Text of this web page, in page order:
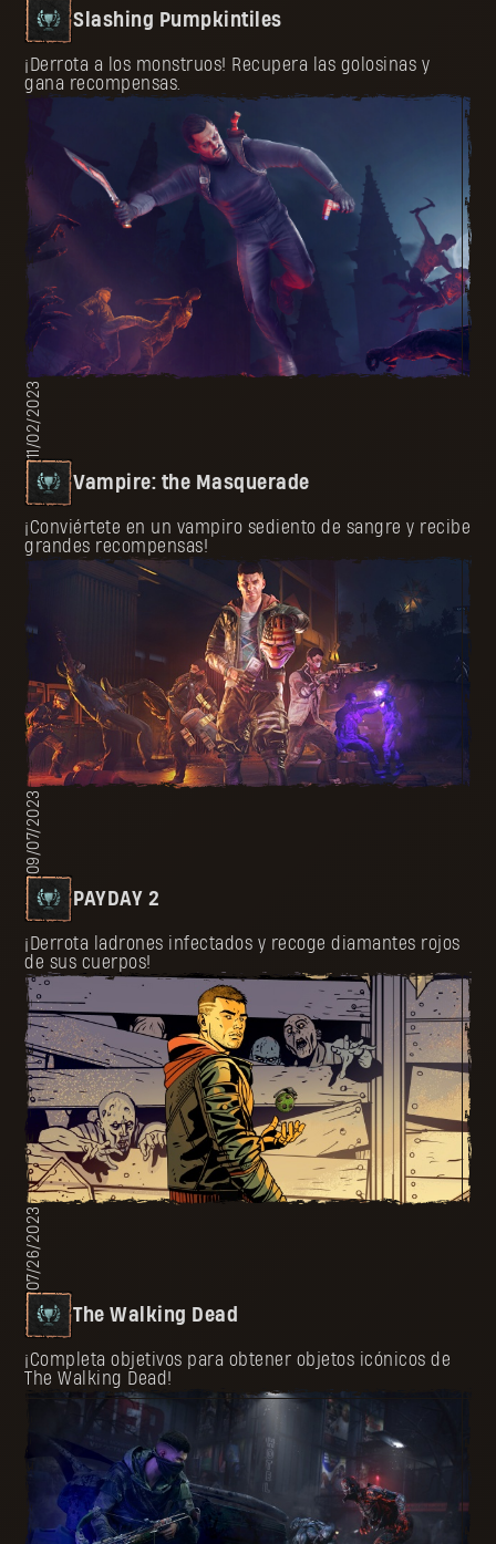
Slashing Pumpkintiles
¡Derrota a los monstruos! Recupera las golosinas y
gana recompensas.
11/02/2023
Vampire: the Masquerade
¡Conviértete en un vampiro sediento de sangre y recibe
grandes recompensas!
09/07/2023
PAYDAY 2
¡Derrota ladrones infectados y recoge diamantes rojos
de sus cuerpos!
07/26/2023
The Walking Dead
¡Completa objetivos para obtener objetos icónicos de
The Walking Dead!